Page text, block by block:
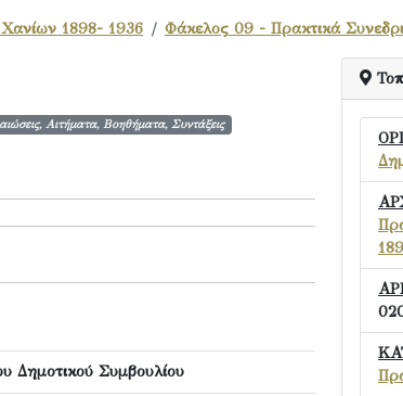
1898- 1936 Φάκελος 09 - Πρακτικά
Αιτήματα, Βοηθήματα, Συντάξεις
Δημοτικού Συμβουλίου